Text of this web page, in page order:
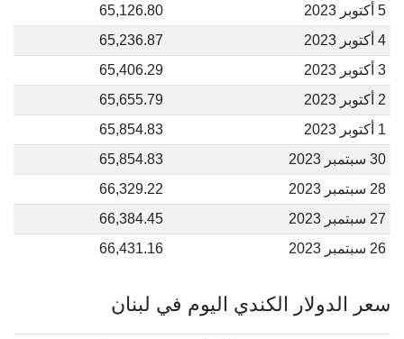
5 أكتوبر 2023
65,126.80
4 أكتوبر 2023
65,236.87
3 أكتوبر 2023
65,406.29
2 أكتوبر 2023
65,655.79
1 أكتوبر 2023
65,854.83
30 سبتمبر 2023
65,854.83
28 سبتمبر 2023
66,329.22
27 سبتمبر 2023
66,384.45
26 سبتمبر 2023
66,431.16
سعر الدولار الكندي اليوم في لبنان